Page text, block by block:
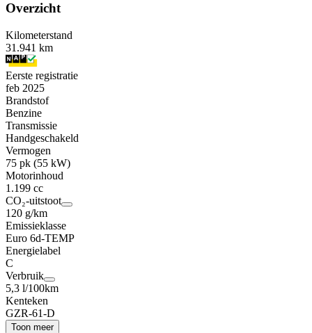
Overzicht
Kilometerstand
31.941 km
Eerste registratie
feb 2025
Brandstof
Benzine
Transmissie
Handgeschakeld
Vermogen
75 pk (55 kW)
Motorinhoud
1.199 cc
CO₂-uitstoot
120 g/km
Emissieklasse
Euro 6d-TEMP
Energielabel
C
Verbruik
5,3 l/100km
Kenteken
GZR-61-D
Toon meer